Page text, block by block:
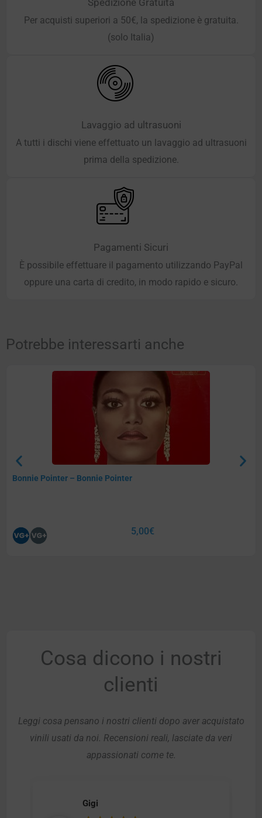
Spedizione Gratuita
Per acquisti superiori a 50€, la spedizione è gratuita.
(solo Italia)
Lavaggio ad ultrasuoni
A tutti i dischi viene effettuato un lavaggio ad ultrasuoni
prima della spedizione.
Pagamenti Sicuri
È possibile effettuare il pagamento utilizzando PayPal
oppure una carta di credito, in modo rapido e sicuro.
Potrebbe interessarti anche
Bonnie Pointer – Bonnie Pointer
5,00€
Cosa dicono i nostri
clienti
Leggi cosa pensano i nostri clienti dopo aver acquistato
vinili usati da noi. Recensioni reali, lasciate da veri
appassionati come te.
Gigi